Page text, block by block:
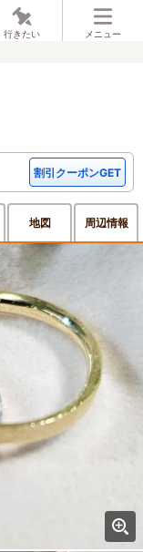
行きたい メニュー
割引クーポンGET
地図 周辺情報